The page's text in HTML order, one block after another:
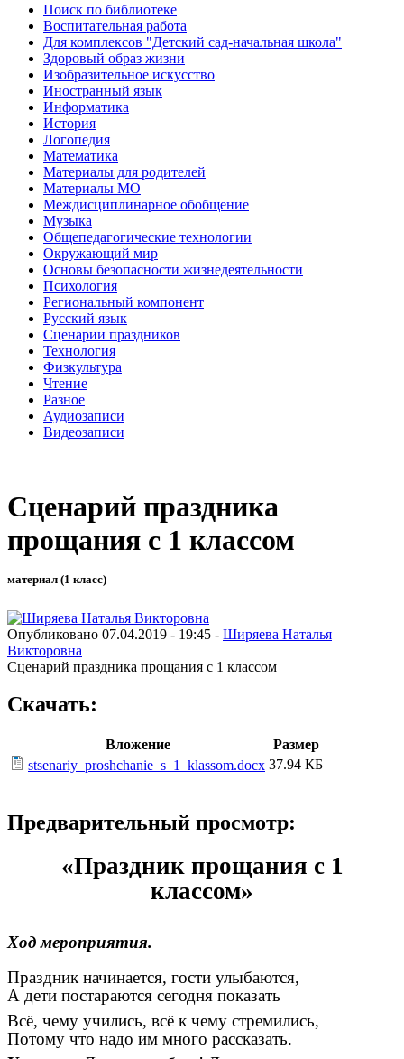
Поиск по библиотеке
Воспитательная работа
Для комплексов "Детский сад-начальная школа"
Здоровый образ жизни
Изобразительное искусство
Иностранный язык
Информатика
История
Логопедия
Математика
Материалы для родителей
Материалы МО
Междисциплинарное обобщение
Музыка
Общепедагогические технологии
Окружающий мир
Основы безопасности жизнедеятельности
Психология
Региональный компонент
Русский язык
Сценарии праздников
Технология
Физкультура
Чтение
Разное
Аудиозаписи
Видеозаписи
Сценарий праздника
прощания с 1 классом
материал (1 класс)
Опубликовано 07.04.2019 - 19:45 - Ширяева Наталья
Викторовна
Сценарий праздника прощания с 1 классом
Скачать:
Вложение
Размер
stsenariy_proshchanie_s_1_klassom.docx 37.94 КБ
Предварительный просмотр:
«Праздник прощания с 1
классом»
Ход мероприятия.
Праздник начинается, гости улыбаются,
А дети постараются сегодня показать
Всё, чему учились, всё к чему стремились,
Потому что надо им много рассказать.